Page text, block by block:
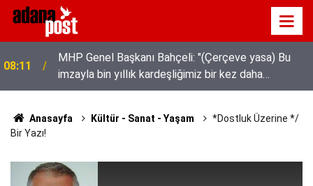
08:11
MHP Genel Başkanı Bahçeli: "(Çerçeve yasa) Bu
imzayla bin yıllık kardeşliğimiz bir kez daha
tescillenmiştir"
Anasayfa Kültür - Sanat - Yaşam
*Dostluk Üzerine */
Bir Yazı!